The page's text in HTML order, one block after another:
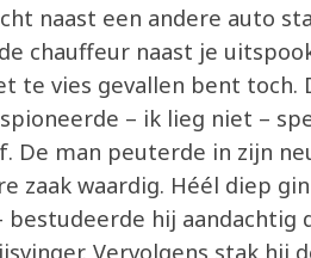
naast een andere auto
chauffeur naast je
te vies gevallen bent toch.
– ik lieg niet –
De man peuterde in zijn
zaak waardig. Héél diep
hij aandachtig
Vervolgens stak hij